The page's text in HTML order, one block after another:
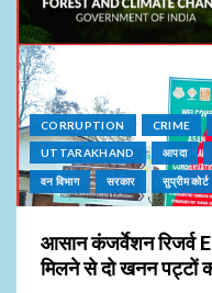
CORRUPTION CRIME
UTTARAKHAND आपदा
वन विभाग सरकार सुप्रीम कोर्ट
आसान कंजर्वेशन रिजर्व
मिलने से दो खनन पट्टों